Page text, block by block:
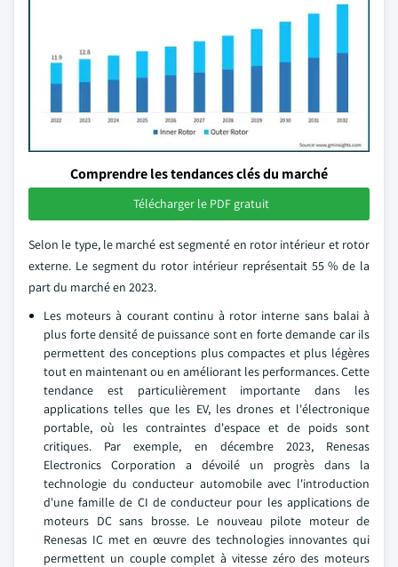
Comprendre les tendances clés du marché
Télécharger le PDF gratuit
Selon le type, le marché est segmenté en rotor intérieur et rotor
externe. Le segment du rotor intérieur représentait 55 % de la
part du marché en 2023.
Les moteurs à courant continu à rotor interne sans balai à
plus forte densité de puissance sont en forte demande car ils
permettent des conceptions plus compactes et plus légères
tout en maintenant ou en améliorant les performances. Cette
tendance est particulièrement importante dans les
applications telles que les EV, les drones et l'électronique
portable, où les contraintes d'espace et de poids sont
critiques. Par exemple, en décembre 2023, Renesas
Electronics Corporation a dévoilé un progrès dans la
technologie du conducteur automobile avec l'introduction
d'une famille de CI de conducteur pour les applications de
moteurs DC sans brosse. Le nouveau pilote moteur de
Renesas IC met en œuvre des technologies innovantes qui
permettent un couple complet à vitesse zéro des moteurs